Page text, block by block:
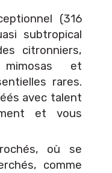
(316
subtropical
citronniers,
mimosas et
rares.
avec talent
et vous
où se
comme